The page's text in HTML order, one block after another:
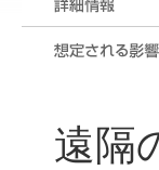
遠隔